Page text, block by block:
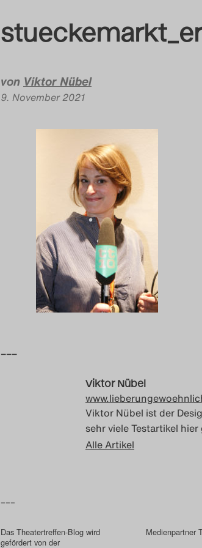
von Viktor Nübel
9. November 2021
–––
Viktor Nübel
Viktor Nübel ist der
sehr viele Testartikel
Alle Artikel
–––
Das Theatertreffen-Blog wird
gefördert von der
Medienpartner